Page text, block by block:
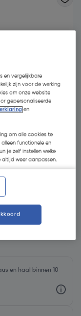
- 63 %
en haal binnen 10
en vergelijkbare
zijn voor de werking
om onze website
gepersonaliseerde
en
om alle cookies te
functionele en
je zelf instellen welke
altijd weer aanpassen.